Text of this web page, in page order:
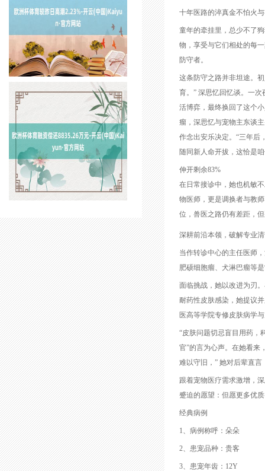
十年医路的淬真金不怕火
童年的牵挂里，总少不了
物，享受与它们相处的每
防守者。
这条防守之路并非坦途。
育。” 深思忆回忆谈。一
活博弈，最终换回了这个
瘤，深思忆与宠物主东谈
作念出安乐决定。“三年后
随同新人命开拔，这恰是
伸开剩余83%
在日常接诊中，她也机敏
物医师，更是调换者与教
位，兽医之路仍有差距，
深耕前沿本领，破解专业
当作转诊中心的主任医师
肥硕细胞瘤、犬淋巴瘤等
面临挑战，她以改进为刃
耐药性皮肤感染，她提议
医高等学院专修皮肤病学
“皮肤问题切忌盲目用药，
官”的言为心声。在她看来
难以守旧，” 她对后辈直
跟着宠物医疗需求激增，
蹙迫的愿望：但愿更多优
经典病例
1、病例称呼：朵朵
2、患宠品种：贵客
3、患宠年齿：12Y